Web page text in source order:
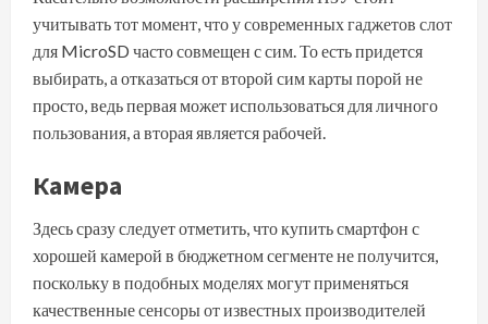
учитывать тот момент, что у современных гаджетов слот
для MicroSD часто совмещен с сим. То есть придется
выбирать, а отказаться от второй сим карты порой не
просто, ведь первая может использоваться для личного
пользования, а вторая является рабочей.
Камера
Здесь сразу следует отметить, что купить смартфон с
хорошей камерой в бюджетном сегменте не получится,
поскольку в подобных моделях могут применяться
качественные сенсоры от известных производителей